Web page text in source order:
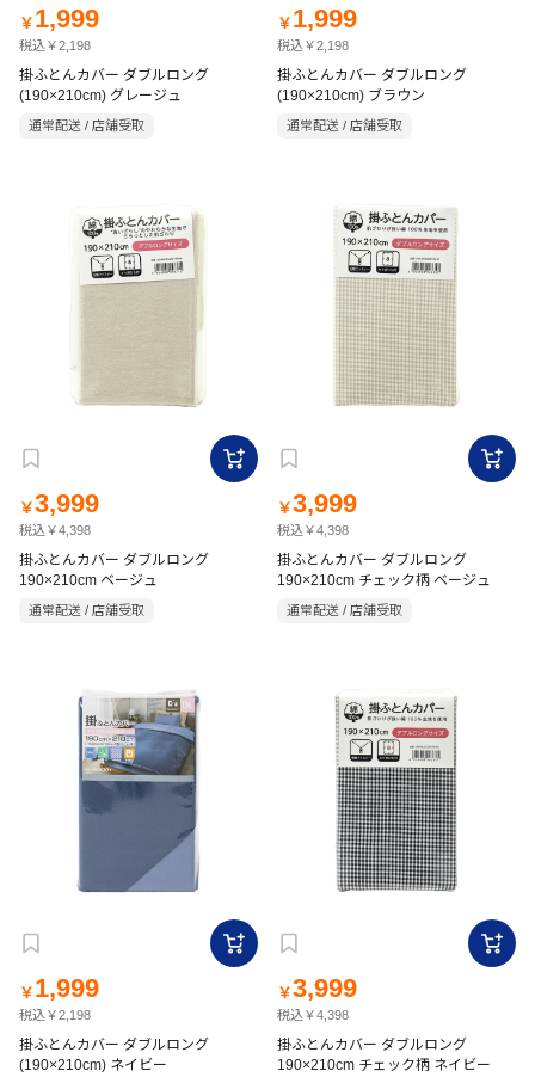
￥ 1,999
税込￥2,198
掛ふとんカバー ダブルロング
(190×210cm) グレージュ
通常配送 / 店舗受取
￥ 1,999
税込￥2,198
掛ふとんカバー ダブルロング
(190×210cm) ブラウン
通常配送 / 店舗受取
￥3,999
税込￥4,398
掛ふとんカバー ダブルロング
190×210cm ベージュ
通常配送 / 店舗受取
￥3,999
税込￥4,398
掛ふとんカバー ダブルロング
190×210cm チェック柄 ベージュ
通常配送 / 店舗受取
￥ 1,999
税込￥2,198
掛ふとんカバー ダブルロング
(190×210cm) ネイビー
￥3,999
税込￥4,398
掛ふとんカバー ダブルロング
190×210cm チェック柄 ネイビー